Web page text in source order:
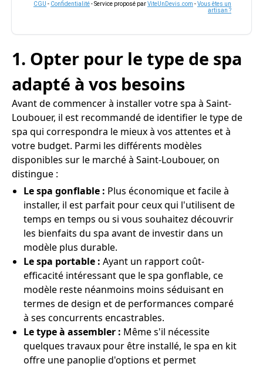
CGU - Confidentialité- Service proposé parViteUnDevis.com -Vous êtes un
artisan ?
1. Opter pour le type de spa
adapté à vos besoins
Avant de commencer à installer votre spa à Saint-
Loubouer, il est recommandé de identifier le type de
spa qui correspondra le mieux à vos attentes et à
votre budget. Parmi les différents modèles
disponibles sur le marché à Saint-Loubouer, on
distingue :
Le spa gonflable : Plus économique et facile à
installer, il est parfait pour ceux qui l'utilisent de
temps en temps ou si vous souhaitez découvrir
les bienfaits du spa avant de investir dans un
modèle plus durable.
Le spa portable : Ayant un rapport coût-
efficacité intéressant que le spa gonflable, ce
modèle reste néanmoins moins séduisant en
termes de design et de performances comparé
à ses concurrents encastrables.
Le type à assembler : Même s'il nécessite
quelques travaux pour être installé, le spa en kit
offre une panoplie d'options et permet